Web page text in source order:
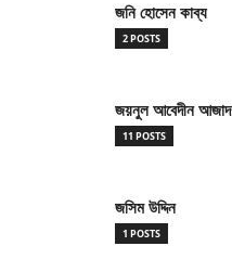
জনি হোসেন কাব্য
2 POSTS
জয়নুল আবেদীন আজাদ
11 POSTS
জসিম উদ্দিন
1 POSTS